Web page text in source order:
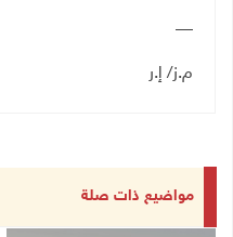
م.ز/ إ.ر
مواضيع ذات صلة